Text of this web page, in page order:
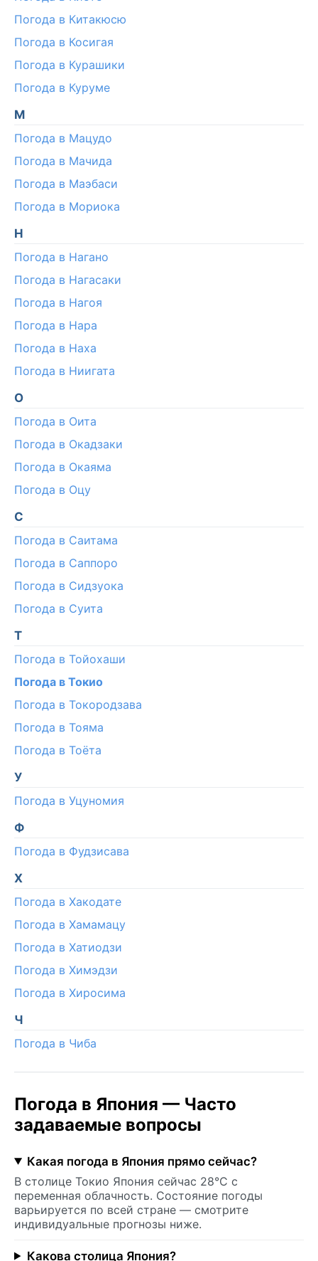
Погода в Китакюсю
Погода в Косигая
Погода в Курашики
Погода в Куруме
М
Погода в Мацудо
Погода в Мачида
Погода в Маэбаси
Погода в Мориока
Н
Погода в Нагано
Погода в Нагасаки
Погода в Нагоя
Погода в Нара
Погода в Наха
Погода в Ниигата
О
Погода в Оита
Погода в Окадзаки
Погода в Окаяма
Погода в Оцу
С
Погода в Саитама
Погода в Саппоро
Погода в Сидзуока
Погода в Суита
Т
Погода в Тойохаши
Погода в Токио
Погода в Токородзава
Погода в Тояма
Погода в Тоёта
У
Погода в Уцуномия
Ф
Погода в Фудзисава
Х
Погода в Хакодате
Погода в Хамамацу
Погода в Хатиодзи
Погода в Химэдзи
Погода в Хиросима
Ч
Погода в Чиба
Погода в Япония — Часто
задаваемые вопросы
Какая погода в Япония прямо сейчас?
В столице Токио Япония сейчас 28°C с
переменная облачность. Состояние погоды
варьируется по всей стране — смотрите
индивидуальные прогнозы ниже.
Какова столица Япония?